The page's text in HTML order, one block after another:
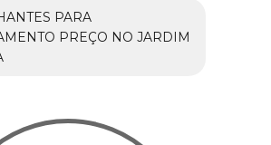
PARA
PREÇO NO JARDIM